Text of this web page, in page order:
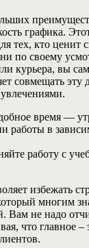
графика.
тех, кто ценит
по своему
курьера, вы
совмещать эту
время —
работы в
работу с
избежать
многим
Вам не надо
что главное